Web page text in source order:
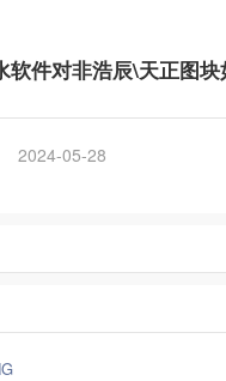
软件对非浩辰\天正图
2024-05-28